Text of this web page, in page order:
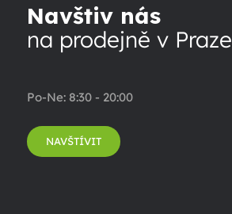
Navštiv nás
na prodejně v Praze
Po-Ne: 8:30 - 20:00
NAVŠTÍVIT